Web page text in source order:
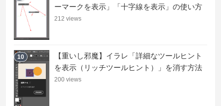
ーマークを表示」「十字線を表示」の使い方
212 views
10
【重いし邪魔】イラレ「詳細なツールヒント
を表示（リッチツールヒント）」を消す方法
200 views